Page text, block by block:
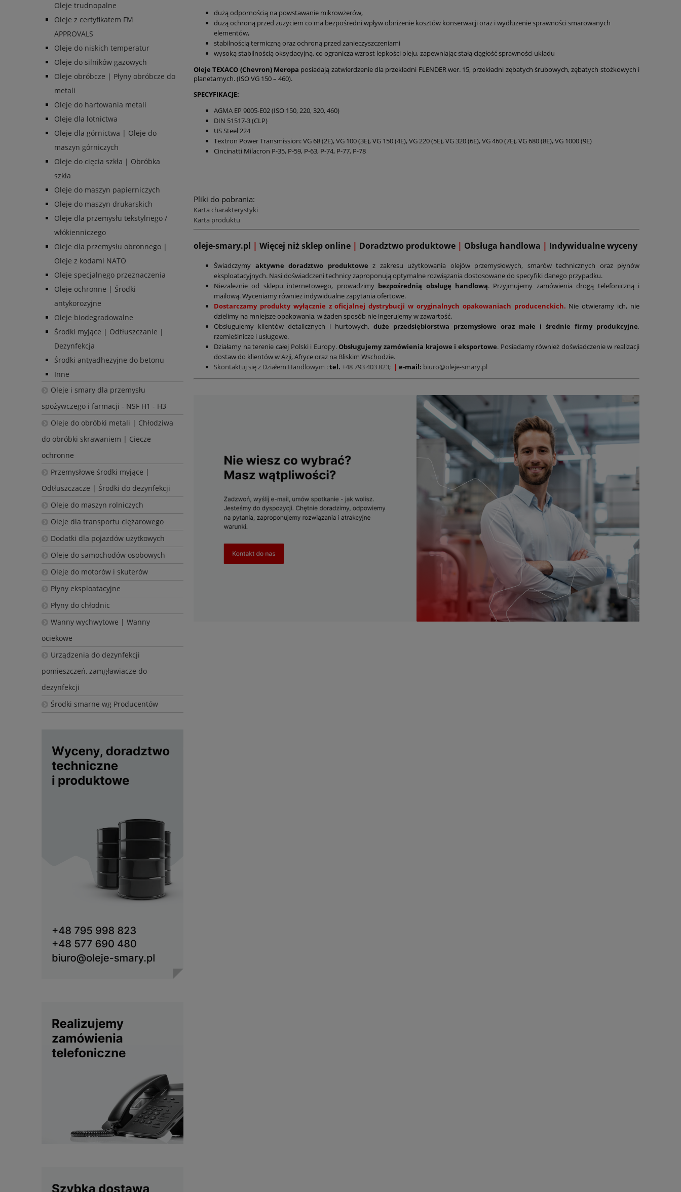
Oleje trudnopalne
Oleje z certyfikatem FM
APPROVALS
Oleje do niskich temperatur
Oleje do silników gazowych
Oleje obróbcze | Płyny obróbcze do
metali
Oleje do hartowania metali
Oleje dla lotnictwa
Oleje dla górnictwa | Oleje do
maszyn górniczych
Oleje do cięcia szkła | Obróbka
szkła
Oleje do maszyn papierniczych
Oleje do maszyn drukarskich
Oleje dla przemysłu tekstylnego /
włókienniczego
Oleje dla przemysłu obronnego |
Oleje z kodami NATO
Oleje specjalnego przeznaczenia
Oleje ochronne | Środki
antykorozyjne
Oleje biodegradowalne
Środki myjące | Odtłuszczanie |
Dezynfekcja
Środki antyadhezyjne do betonu
Inne
Oleje i smary dla przemysłu
spożywczego i farmacji - NSF H1 - H3
Oleje do obróbki metali | Chłodziwa
do obróbki skrawaniem | Ciecze
ochronne
Przemysłowe środki myjące |
Odtłuszczacze | Środki do dezynfekcji
Oleje do maszyn rolniczych
Oleje dla transportu ciężarowego
Dodatki dla pojazdów użytkowych
Oleje do samochodów osobowych
Oleje do motorów i skuterów
Płyny eksploatacyjne
Płyny do chłodnic
Wanny wychwytowe | Wanny
ociekowe
Urządzenia do dezynfekcji
pomieszczeń, zamgławiacze do
dezynfekcji
Środki smarne wg Producentów
dużą odpornością na powstawanie mikrowżerów,
dużą ochroną przed zużyciem co ma bezpośredni wpływ obniżenie kosztów konserwacji oraz i wydłużenie sprawności smarowanych
elementów,
stabilnością termiczną oraz ochroną przed zanieczyszczeniami
wysoką stabilnością oksydacyjną, co ogranicza wzrost lepkości oleju, zapewniając stałą ciągłość sprawności układu
Oleje TEXACO (Chevron) Meropa posiadają zatwierdzenie dla przekładni FLENDER wer. 15, przekładni zębatych śrubowych, zębatych stożkowych i
planetarnych. (ISO VG 150 – 460).
SPECYFIKACJE:
AGMA EP 9005-E02 (ISO 150, 220, 320, 460)
DIN 51517-3 (CLP)
US Steel 224
Textron Power Transmission: VG 68 (2E), VG 100 (3E), VG 150 (4E), VG 220 (5E), VG 320 (6E), VG 460 (7E), VG 680 (8E), VG 1000 (9E)
Cincinatti Milacron P-35, P-59, P-63, P-74, P-77, P-78
Pliki do pobrania:
Karta charakterystyki
Karta produktu
oleje-smary.pl | Więcej niż sklep online | Doradztwo produktowe | Obsługa handlowa | Indywidualne wyceny
Świadczymy aktywne doradztwo produktowe z zakresu użytkowania olejów przemysłowych, smarów technicznych oraz płynów
eksploatacyjnych. Nasi doświadczeni technicy zaproponują optymalne rozwiązania dostosowane do specyfiki danego przypadku.
Niezależnie od sklepu internetowego, prowadzimy bezpośrednią obsługę handlową. Przyjmujemy zamówienia drogą telefoniczną i
mailową. Wyceniamy również indywidualne zapytania ofertowe.
Dostarczamy produkty wyłącznie z oficjalnej dystrybucji w oryginalnych opakowaniach producenckich. Nie otwieramy ich, nie
dzielimy na mniejsze opakowania, w żaden sposób nie ingerujemy w zawartość.
Obsługujemy klientów detalicznych i hurtowych, duże przedsiębiorstwa przemysłowe oraz małe i średnie firmy produkcyjne,
rzemieślnicze i usługowe.
Działamy na terenie całej Polski i Europy.Obsługujemy zamówienia krajowe i eksportowe. Posiadamy również doświadczenie w realizacji
dostaw do klientów w Azji, Afryce oraz na Bliskim Wschodzie.
Skontaktuj się z Działem Handlowym :tel. +48 793 403 823; | e-mail: biuro@oleje-smary.pl